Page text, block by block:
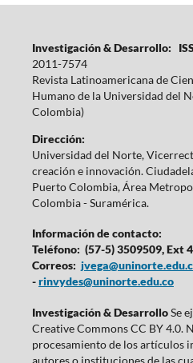
Investigación & Desarrollo:
2011-7574
Revista Latinoamericana de
Humano de la Universidad del
Colombia)
Dirección:
Universidad del Norte,
creación e innovación.
Puerto Colombia, Área
Colombia - Suramérica.
Información de contacto:
Teléfono: (57-5) 3509509, Ext
Correos:
-rinvydes@uninorte.edu.co
Investigación & DesarrolloSe
Creative Commons CC BY 4.0.
procesamiento de los artículos
autores o instituciones de las